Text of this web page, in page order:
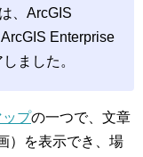
、ArcGIS
Enterprise
ました。
ップの一つで、文章
）を表示でき、場